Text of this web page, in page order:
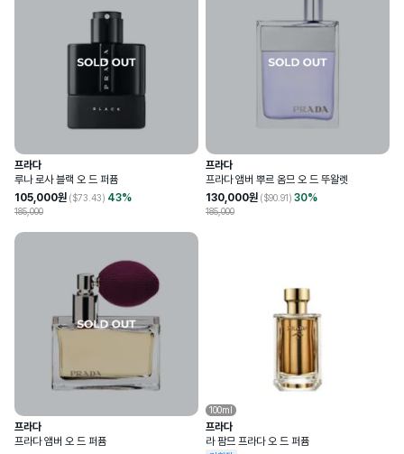
프라다
루나 로사 블랙 오 드 퍼퓸
105,000원 ($73.43) 43%
185,000
프라다
프라다 앰버 뿌르 옴므 오 드 뚜왈렛
130,000원 ($90.91) 30%
185,000
프라다
프라다 앰버 오 드 퍼퓸
100ml
프라다
라 팜므 프라다 오 드 퍼퓸